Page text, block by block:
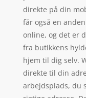
direkte på din
får også en
online, og det er
fra butikkens
hjem til dig selv.
direkte til din
arbejdsplads, du